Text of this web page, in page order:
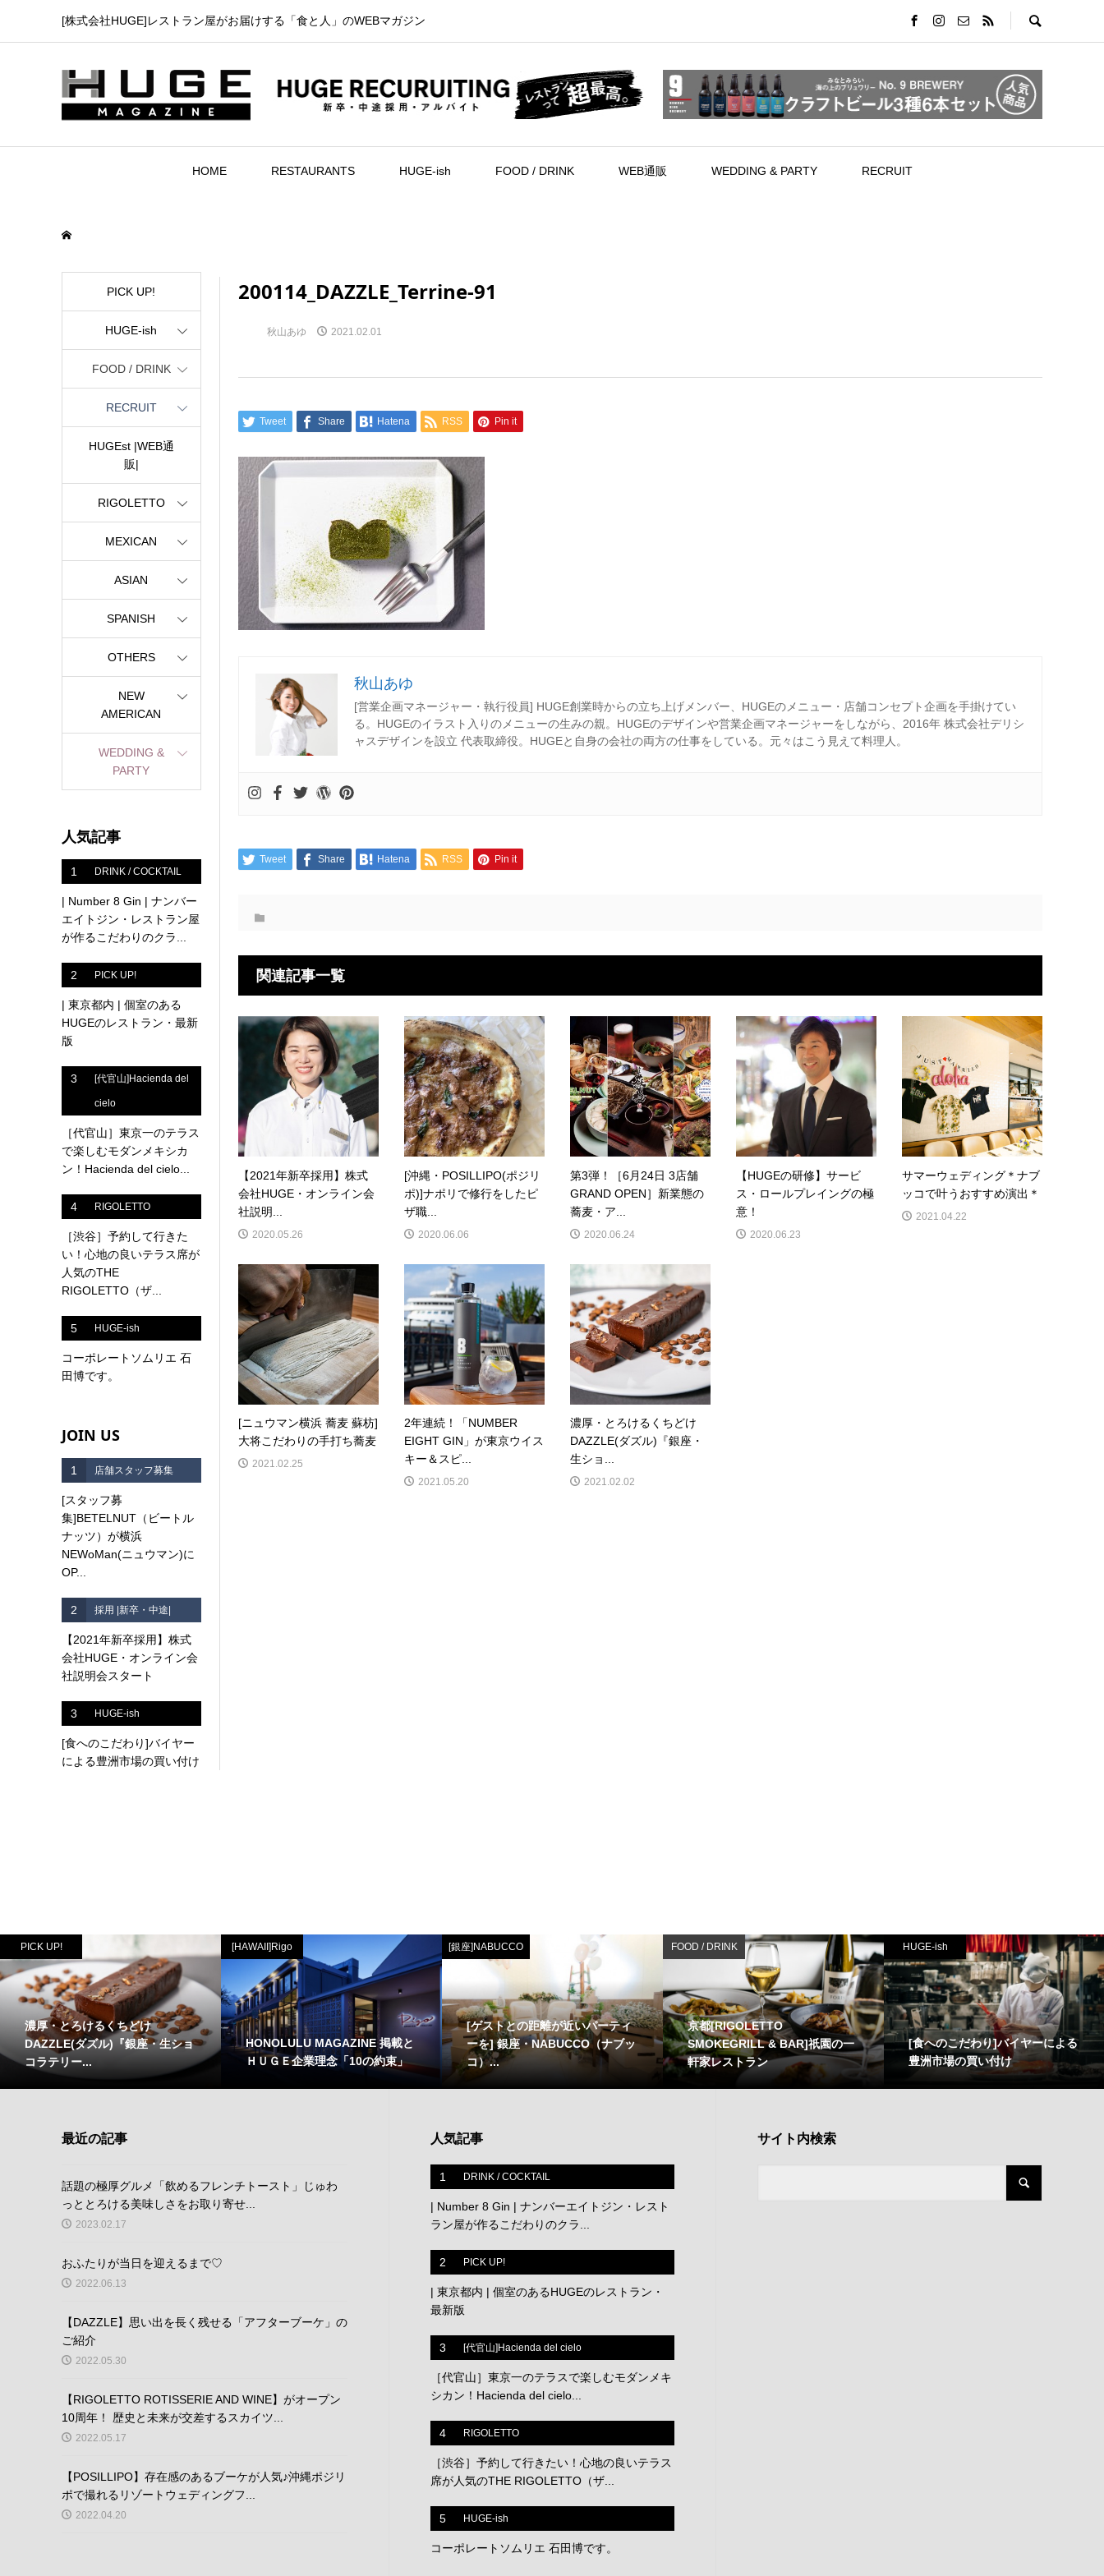
[株式会社HUGE]レストラン屋がお届けする「食と人」のWEBマガジン
HOME RESTAURANTS HUGE-ish FOOD / DRINK WEB通販 WEDDING & PARTY RECRUIT
200114_DAZZLE_Terrine-91
秋山あゆ 2021.02.01
Tweet Share Hatena RSS Pin it
秋山あゆ
[営業企画マネージャー・執行役員] HUGE創業時からの立ち上げメンバー、HUGEのメニュー・店舗コンセプト企画を手掛けてい
る。HUGEのイラスト入りのメニューの生みの親。HUGEのデザインや営業企画マネージャーをしながら、2016年 株式会社デリシ
ャスデザインを設立 代表取締役。HUGEと自身の会社の両方の仕事をしている。元々はこう見えて料理人。
Tweet Share Hatena RSS Pin it
関連記事一覧
【2021年新卒採用】株式
会社HUGE・オンライン会
社説明...
2020.05.26
[沖縄・POSILLIPO(ポジリ
ポ)]ナポリで修行をしたピ
ザ職...
2020.06.06
第3弾！［6月24日 3店舗
GRAND OPEN］新業態の
蕎麦・ア...
2020.06.24
【HUGEの研修】サービ
ス・ロールプレイングの極
意！
2020.06.23
サマーウェディング＊ナブ
ッコで叶うおすすめ演出＊
2021.04.22
[ニュウマン横浜 蕎麦 蘇枋]
大将こだわりの手打ち蕎麦
2021.02.25
2年連続！「NUMBER
EIGHT GIN」が東京ウイス
キー＆スピ...
2021.05.20
濃厚・とろけるくちどけ
DAZZLE(ダズル)『銀座・
生ショ...
2021.02.02
PICK UP!
HUGE-ish
FOOD / DRINK
RECRUIT
HUGEst |WEB通
販|
RIGOLETTO
MEXICAN
ASIAN
SPANISH
OTHERS
NEW
AMERICAN
WEDDING &
PARTY
人気記事
1 DRINK / COCKTAIL
| Number 8 Gin | ナンバー
エイトジン・レストラン屋
が作るこだわりのクラ...
2 PICK UP!
| 東京都内 | 個室のある
HUGEのレストラン・最新
版
3 [代官山]Hacienda del
cielo
［代官山］東京一のテラス
で楽しむモダンメキシカ
ン！Hacienda del cielo...
4 RIGOLETTO
［渋谷］予約して行きた
い！心地の良いテラス席が
人気のTHE
RIGOLETTO（ザ...
5 HUGE-ish
コーポレートソムリエ 石
田博です。
JOIN US
1 店舗スタッフ募集
[スタッフ募
集]BETELNUT（ビートル
ナッツ）が横浜
NEWoMan(ニュウマン)に
OP...
2 採用 |新卒・中途|
【2021年新卒採用】株式
会社HUGE・オンライン会
社説明会スタート
3 HUGE-ish
[食へのこだわり]バイヤー
による豊洲市場の買い付け
PICK UP!
濃厚・とろけるくちどけ
DAZZLE(ダズル)『銀座・生ショ
コラテリー...
[HAWAII]Rigo
HONOLULU MAGAZINE 掲載と
ＨＵＧＥ企業理念「10の約束」
[銀座]NABUCCO
[ゲストとの距離が近いパーティ
ーを] 銀座・NABUCCO（ナブッ
コ）...
FOOD / DRINK
京都[RIGOLETTO
SMOKEGRILL & BAR]祇園の一
軒家レストラン
HUGE-ish
[食へのこだわり]バイヤーによる
豊洲市場の買い付け
最近の記事
話題の極厚グルメ「飲めるフレンチトースト」じゅわ
っととろける美味しさをお取り寄せ...
2023.02.17
おふたりが当日を迎えるまで♡
2022.06.13
【DAZZLE】思い出を長く残せる「アフターブーケ」の
ご紹介
2022.05.30
【RIGOLETTO ROTISSERIE AND WINE】がオープン
10周年！ 歴史と未来が交差するスカイツ...
2022.05.17
【POSILLIPO】存在感のあるブーケが人気♪沖縄ポジリ
ポで撮れるリゾートウェディングフ...
2022.04.20
人気記事
1 DRINK / COCKTAIL
| Number 8 Gin | ナンバーエイトジン・レスト
ラン屋が作るこだわりのクラ...
2 PICK UP!
| 東京都内 | 個室のあるHUGEのレストラン・
最新版
3 [代官山]Hacienda del cielo
［代官山］東京一のテラスで楽しむモダンメキ
シカン！Hacienda del cielo...
4 RIGOLETTO
［渋谷］予約して行きたい！心地の良いテラス
席が人気のTHE RIGOLETTO（ザ...
5 HUGE-ish
コーポレートソムリエ 石田博です。
サイト内検索